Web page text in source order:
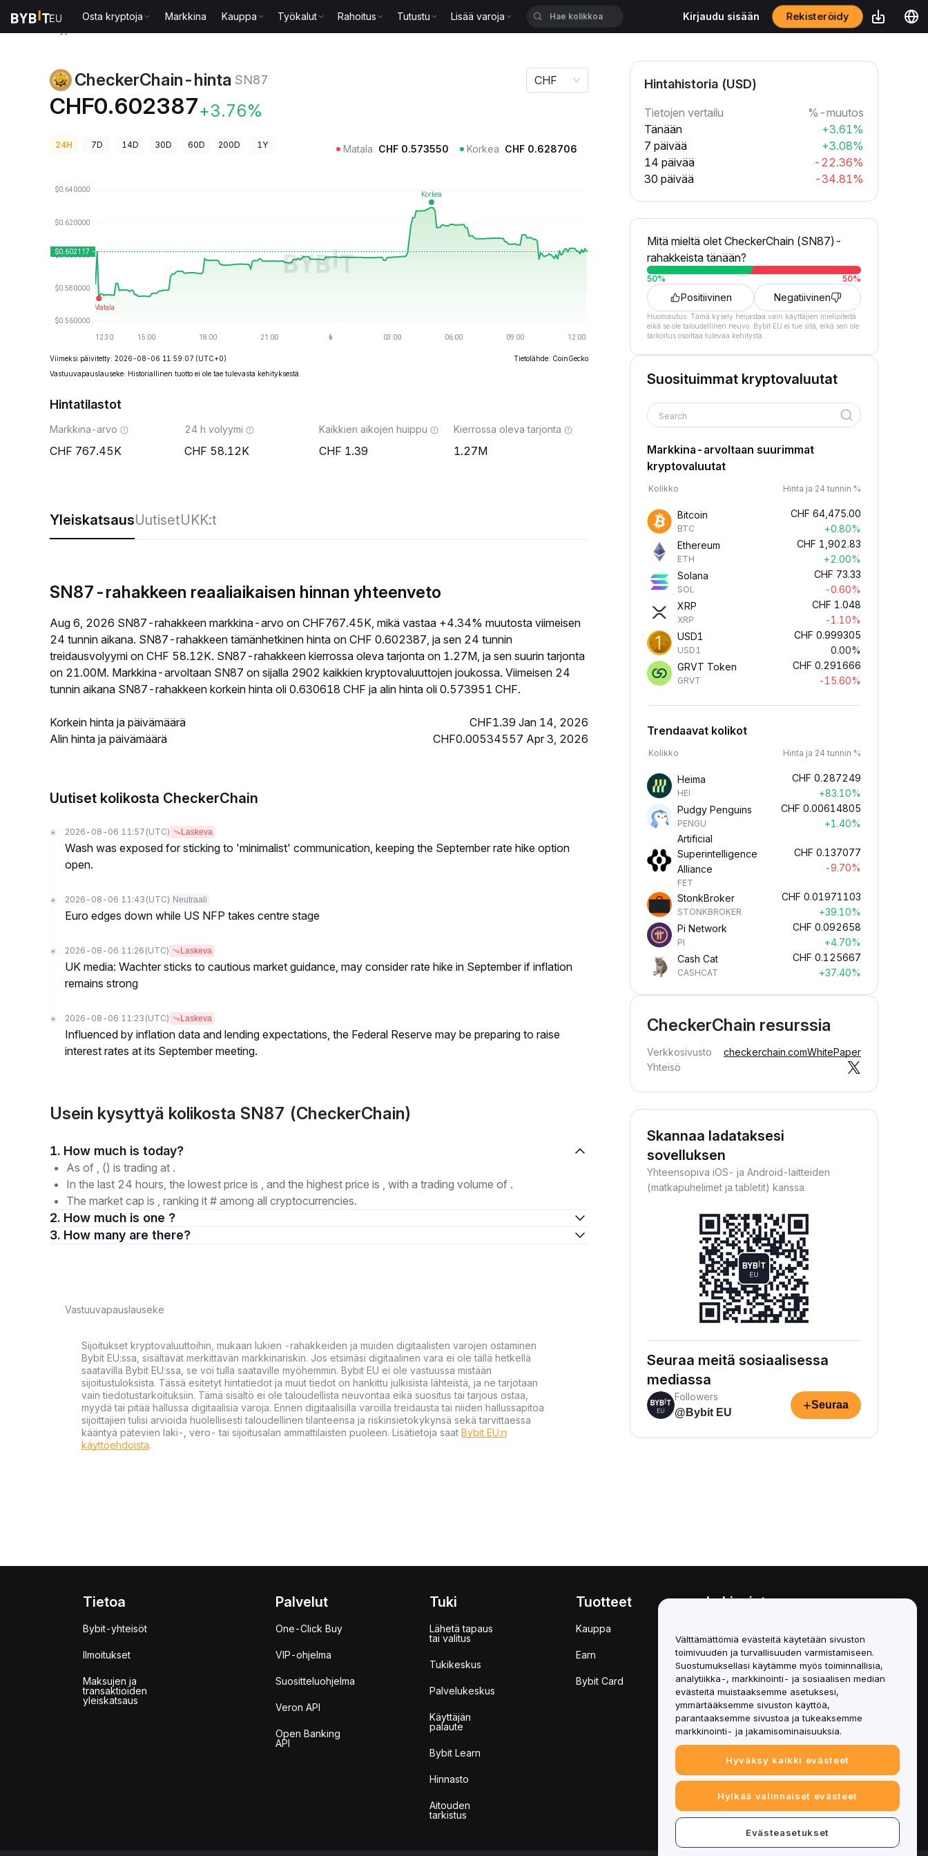
Osta kryptoja Markkina Kauppa Työkalut Rahoitus Tutustu Lisää varoja Kirjaudu sisään Rekisteröidy
CheckerChain-hinta SN87
CHF0.602387+3.76%
CHF
24H 7D 14D 30D 60D 200D 1Y Matala CHF 0.573550 Korkea CHF 0.628706
Viimeksi päivitetty: 2026-08-06 11:59:07 (UTC+0)
Tietolähde: CoinGecko
Vastuuvapauslauseke: Historiallinen tuotto ei ole tae tulevasta kehityksestä.
Hintatilastot
Markkina-arvo
767.45K
24 h volyymi
58.12K
Kaikkien aikojen huippu
1.39
Kierrossa oleva tarjonta
1.27M
YleiskatsausUutisetUKK:t
SN87-rahakkeen reaaliaikaisen hinnan yhteenveto
Aug 6, 2026 SN87-rahakkeen markkina-arvo on CHF767.45K, mikä vastaa +4.34% muutosta viimeisen
24 tunnin aikana. SN87-rahakkeen tämänhetkinen hinta on CHF 0.602387, ja sen 24 tunnin
treidausvolyymi on CHF 58.12K. SN87-rahakkeen kierrossa oleva tarjonta on 1.27M, ja sen suurin tarjonta
on 21.00M. Markkina-arvoltaan SN87 on sijalla 2902 kaikkien kryptovaluuttojen joukossa. Viimeisen 24
tunnin aikana SN87-rahakkeen korkein hinta oli 0.630618 CHF ja alin hinta oli 0.573951 CHF.
Korkein hinta ja päivämäärä
CHF1.39 Jan 14, 2026
Alin hinta ja päivämäärä
CHF0.00534557 Apr 3, 2026
Uutiset kolikosta CheckerChain
2026-08-06 11:57 (UTC) Laskeva
Wash was exposed for sticking to 'minimalist' communication, keeping the September rate hike option
open.
2026-08-06 11:43 (UTC) Neutraali
Euro edges down while US NFP takes centre stage
2026-08-06 11:26 (UTC) Laskeva
UK media: Wachter sticks to cautious market guidance, may consider rate hike in September if inflation
remains strong
2026-08-06 11:23 (UTC) Laskeva
Influenced by inflation data and lending expectations, the Federal Reserve may be preparing to raise
interest rates at its September meeting.
Usein kysyttyä kolikosta SN87 (CheckerChain)
1. How much is today?
As of , () is trading at .
In the last 24 hours, the lowest price is , and the highest price is , with a trading volume of .
The market cap is , ranking it # among all cryptocurrencies.
2. How much is one ?
3. How many are there?
Vastuuvapauslauseke
Sijoitukset kryptovaluuttoihin, mukaan lukien -rahakkeiden ja muiden digitaalisten varojen ostaminen
Bybit EU:ssa, sisältävät merkittävän markkinariskin. Jos etsimäsi digitaalinen vara ei ole tällä hetkellä
saatavilla Bybit EU:ssa, se voi tulla saataville myöhemmin. Bybit EU ei ole vastuussa mistään
sijoitustuloksista. Tässä esitetyt hintatiedot ja muut tiedot on hankittu julkisista lähteistä, ja ne tarjotaan
vain tiedotustarkoituksiin. Tämä sisältö ei ole taloudellista neuvontaa eikä suositus tai tarjous ostaa,
myydä tai pitää hallussa digitaalisia varoja. Ennen digitaalisilla varoilla treidausta tai niiden hallussapitoa
sijoittajien tulisi arvioida huolellisesti taloudellinen tilanteensa ja riskinsietokykynsä sekä tarvittaessa
kääntyä pätevien laki-, vero- tai sijoitusalan ammattilaisten puoleen. Lisätietoja saat Bybit EU:n
käyttöehdoista.
Hintahistoria (USD)
Tietojen vertailu
%-muutos
Tänään
+3.61%
7 päivää
+3.08%
14 päivää
-22.36%
30 päivää
-34.81%
Mitä mieltä olet CheckerChain (SN87)-
rahakkeista tänään?
50% 50%
Positiivinen Negatiivinen
Huomautus: Tämä kysely heijastaa vain käyttäjien mielipiteitä
eikä se ole taloudellinen neuvo. Bybit EU ei tue sitä, eikä sen ole
tarkoitus osoittaa tulevaa kehitystä.
Suosituimmat kryptovaluutat
Search
Markkina-arvoltaan suurimmat
kryptovaluutat
Kolikko Hinta ja 24 tunnin %
Bitcoin
BTC
CHF 64,475.00
+0.80%
Ethereum
ETH
CHF 1,902.83
+2.00%
Solana
SOL
CHF 73.33
-0.60%
XRP
XRP
CHF 1.048
-1.10%
USD1
USD1
CHF 0.999305
0.00%
GRVT Token
GRVT
CHF 0.291666
-15.60%
Trendaavat kolikot
Kolikko Hinta ja 24 tunnin %
Heima
HEI
CHF 0.287249
+83.10%
Pudgy Penguins
PENGU
CHF 0.00614805
+1.40%
Artificial
Superintelligence
Alliance
FET
CHF 0.137077
-9.70%
StonkBroker
STONKBROKER
CHF 0.01971103
+39.10%
Pi Network
PI
CHF 0.092658
+4.70%
Cash Cat
CASHCAT
CHF 0.125667
+37.40%
CheckerChain resurssia
Verkkosivusto checkerchain.comWhitePaper
Yhteisö
Skannaa ladataksesi
sovelluksen
Yhteensopiva iOS- ja Android-laitteiden
(matkapuhelimet ja tabletit) kanssa
Seuraa meitä sosiaalisessa
mediassa
Followers
@Bybit EU
+Seuraa
Tietoa
Bybit-yhteisöt
Ilmoitukset
Maksujen ja
transaktioiden
yleiskatsaus
Palvelut
One-Click Buy
VIP-ohjelma
Suositteluohjelma
Veron API
Open Banking
API
Tuki
Lähetä tapaus
tai valitus
Tukikeskus
Palvelukeskus
Käyttäjän
palaute
Bybit Learn
Hinnasto
Aitouden
tarkistus
Tuotteet
Kauppa
Earn
Bybit Card
Lakiasiat
Yhteenveto säilytys- ja
hallinnointikäytännöstä
ESG-tiedot
Crypto-Asset White Papers
Välttämättömiä evästeitä käytetään sivuston
toimivuuden ja turvallisuuden varmistamiseen.
Suostumuksellasi käytämme myös toiminnallisia,
analytiikka-, markkinointi- ja sosiaalisen median
evästeitä muistaaksemme asetuksesi,
ymmärtääksemme sivuston käyttöä,
parantaaksemme sivustoa ja tukeaksemme
markkinointi- ja jakamisominaisuuksia.
Hyväksy kaikki evästeet
Hylkää valinnaiset evästeet
Evästeasetukset